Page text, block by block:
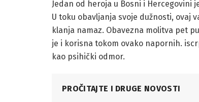
Jedan od heroja u Bosni i Hercegovini
U toku obavljanja svoje dužnosti, ovaj
klanja namaz. Obavezna molitva pet
je i korisna tokom ovako napornih.
kao psihički odmor.
PROČITAJTE I DRUGE NOVOSTI